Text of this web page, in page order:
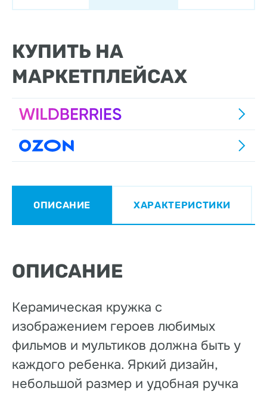
КУПИТЬ НА
МАРКЕТПЛЕЙСАХ
ОПИСАНИЕ ХАРАКТЕРИСТИКИ
ОПИСАНИЕ
Керамическая кружка с
изображением героев любимых
фильмов и мультиков должна быть у
каждого ребенка. Яркий дизайн,
небольшой размер и удобная ручка